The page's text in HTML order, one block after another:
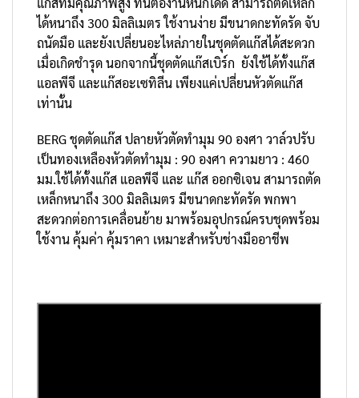
ได้หนาถึง 300 มิลลิเมตร ใช้งานง่าย มีขนาดกะทัดรัด จับ
ถนัดมือ และยังเปลี่ยนอะไหล่ภายในชุดตัดแก๊สได้สะดวก
เมื่อเกิดชำรุด นอกจากนี้ชุดตัดแก๊สเบิร์ก ยังใช้ได้ทั้งแก๊ส
แอลพีจี และแก๊สอะเซทิลีน เพียงแค่เปลี่ยนหัวตัดแก๊ส
เท่านั้น
BERG ชุดตัดแก๊ส ปลายหัวตัดทำมุม 90 องศา วาล์วปรับ
เป็นทองเหลืองหัวตัดทำมุม : 90 องศา ความยาว : 460
มม.ใช้ได้ทั้งแก๊ส แอลพีจี และ แก๊ส ออกซิเจน สามารถตัด
เหล็กหนาถึง 300 มิลลิเมตร มีขนาดกะทัดรัด พกพา
สะดวกต่อการเคลื่อนย้าย มาพร้อมอุปกรณ์ครบชุดพร้อม
ใช้งาน คุ้มค่า คุ้มราคา เหมาะสำหรับช่างมืออาชีพ